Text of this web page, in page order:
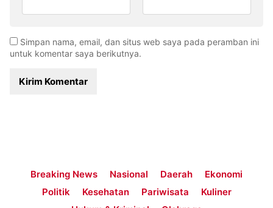
Simpan nama, email, dan situs web saya pada peramban ini
untuk komentar saya berikutnya.
Breaking News Nasional Daerah
Ekonomi
Politik
Kesehatan Pariwisata
Kuliner